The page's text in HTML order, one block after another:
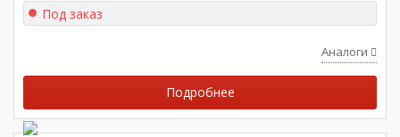
Под заказ
Аналоги
Подробнее